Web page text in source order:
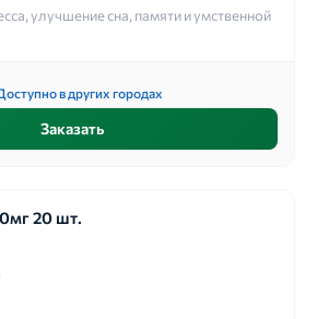
улучшение сна, памяти и умственной
в других городах
Заказать
20 шт.